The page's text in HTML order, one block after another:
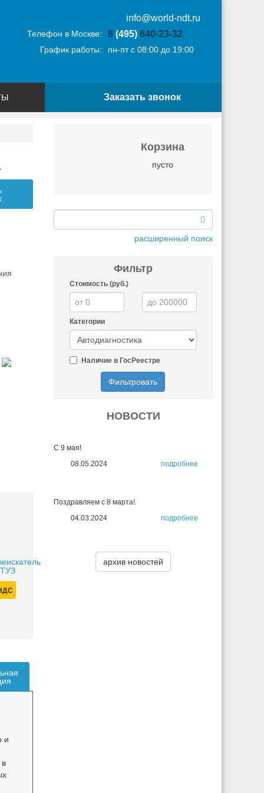
info@world-ndt.ru
Телефон в Москве: 8 (495)640-23-32
График работы: пн-пт с 08:00 до 19:00
Заказать звонок
и
Корзина
пусто
расширенный поиск
Фильтр
Стоимость (руб.)
Категории
Наличие в ГосРеестре
Фильтровать
НОВОСТИ
С 9 мая!
08.05.2024
подробнее
Поздравляем с 8 марта!
04.03.2024
подробнее
архив новостей